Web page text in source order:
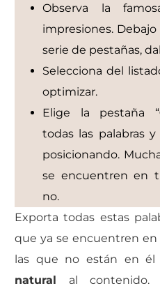
Observa la
impresiones.
serie de pestañas,
Selecciona del
optimizar.
Elige la pestaña “
todas las palabras
posicionando.
se encuentren en
no.
Exporta todas estas
que ya se encuentren
las que no están en él
natural al contenido.